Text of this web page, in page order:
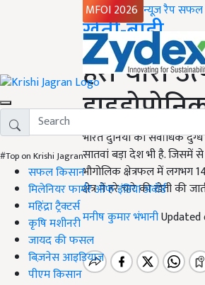
MFOI 2026 न्यूज़ रैपसफल
#Top on Krishi Jagran
सफल किसान
मिलेनियर फार्मर ऑफ इंडिया अवॉर्ड
महिंद्रा ट्रैक्टर्स
कृषि मशीनरी
जायद की फसल
बिज़नेस आइडियाज
पीएम किसान
Home
खेती-बाड़ी
हरा चारा
भारत दुनिया का सर्वाधिक
सातवां बड़ा देश भी है. जिसमें
भौगोलिक क्षेत्रफल में लगभग
क्षेत्र में हरे चारे की खेती की
मनीष कुमार भंभानीUpdated